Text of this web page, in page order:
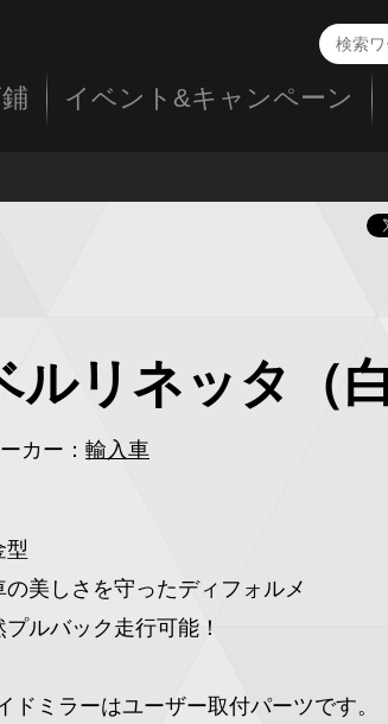
イベント&キャンペーン
リネッタ（白
カー： 輸入車
型
の美しさを守ったディフォルメ
プルバック走行可能！
ドミラーはユーザー取付パーツです。